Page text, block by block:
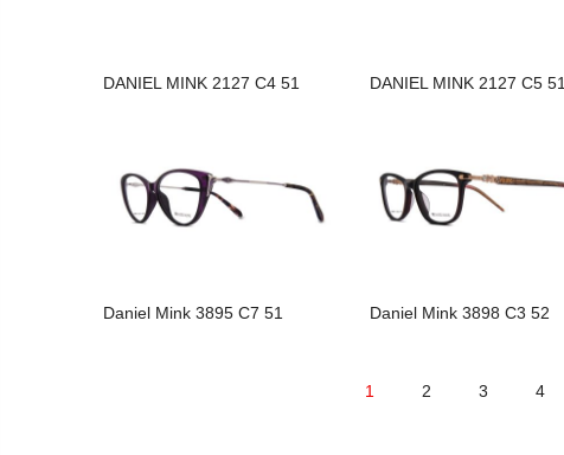
DANIEL MINK 2127 C4 51 DANIEL MINK 2127 C5 51
Daniel Mink 3895 C7 51 Daniel Mink 3898 C3 52
1 2 3 4